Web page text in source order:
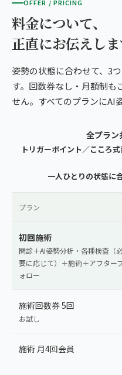
OFFER / PRICING
料金について、
正直にお伝えしま
姿勢の状態に合わせて、3
す。回数券なし・月額制も
せん。すべてのプランにAI
全プラン
トリガーポイント／こころ
一人ひとりの状態に
プラン
初回施術
問診＋AI姿勢分析・各種検査（
要に応じて）＋施術＋アフター
ォロー
施術回数券 5回
お試し
施術 月4回会員